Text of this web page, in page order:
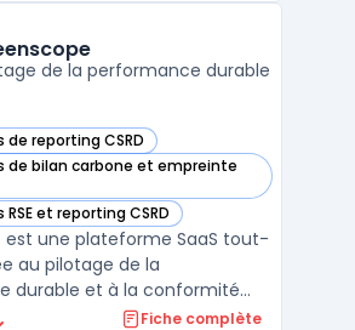
de conformité pour les
entreprises de toute taille. En ...
de la performance durable
de reporting CSRD
dans cette catégorie
de bilan carbone et empreinte
dans cette catégorie
RSE et reporting CSRD
dans cette catégorie
est une plateforme SaaS tout-
au pilotage de la
durable et à la conformité
ESG. Elle automatise la
Fiche complète